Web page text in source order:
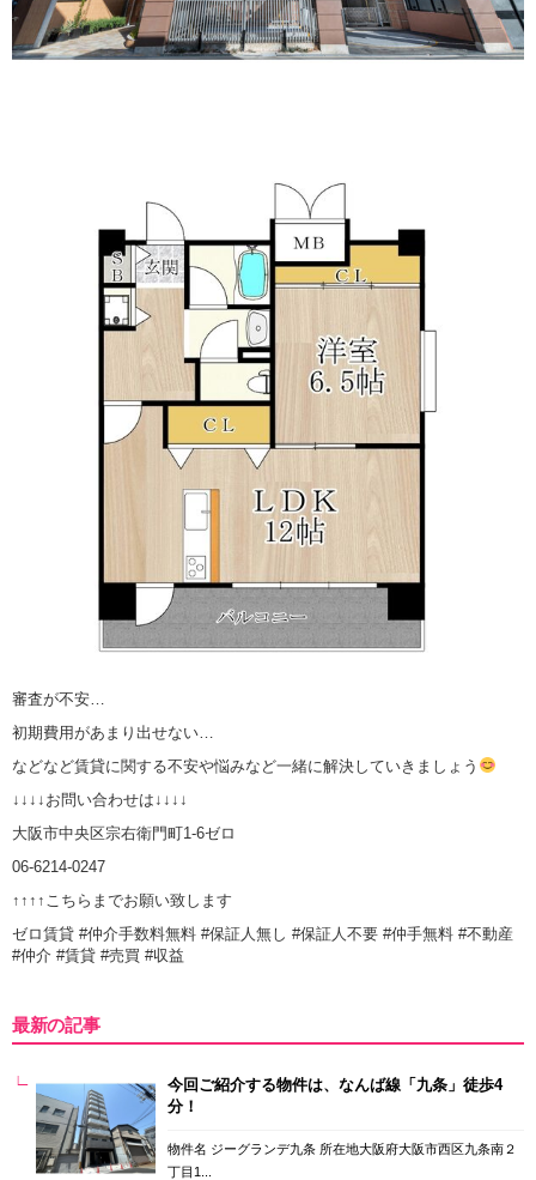
審査が不安…
初期費用があまり出せない…
などなど賃貸に関する不安や悩みなど一緒に解決していきましょう
↓↓↓↓お問い合わせは↓↓↓↓
大阪市中央区宗右衛門町1-6ゼロ
06-6214-0247
↑↑↑↑こちらまでお願い致します
ゼロ賃貸 #仲介手数料無料 #保証人無し #保証人不要 #仲手無料 #不動産
#仲介 #賃貸 #売買 #収益
最新の記事
今回ご紹介する物件は、なんば線「九条」徒歩4
分！
物件名 ジーグランデ九条 所在地大阪府大阪市西区九条南２
丁目1...